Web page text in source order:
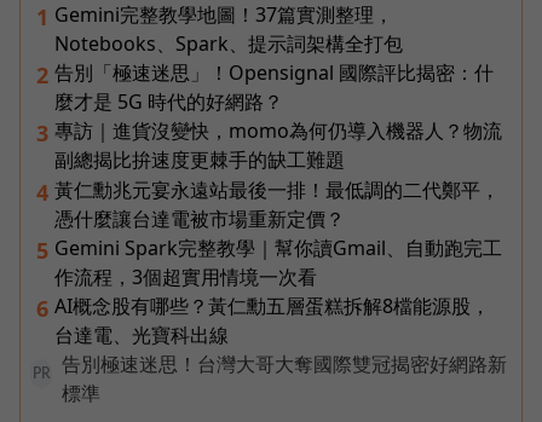
1 Gemini完整教學地圖！37篇實測整理，
Notebooks、Spark、提示詞架構全打包
2 告別「極速迷思」！Opensignal 國際評比揭密：什
麼才是 5G 時代的好網路？
3 專訪｜進貨沒變快，momo為何仍導入機器人？物流
副總揭比拚速度更棘手的缺工難題
4 黃仁勳兆元宴永遠站最後一排！最低調的二代鄭平，
憑什麼讓台達電被市場重新定價？
5 Gemini Spark完整教學｜幫你讀Gmail、自動跑完工
作流程，3個超實用情境一次看
6 AI概念股有哪些？黃仁勳五層蛋糕拆解8檔能源股，
台達電、光寶科出線
PR
告別極速迷思！台灣大哥大奪國際雙冠揭密好網路新
標準